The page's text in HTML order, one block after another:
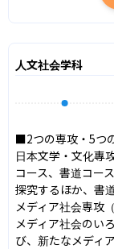
人文社会学科
■2つの専攻・5つ
日本文学・文化專
コース、書道コー
探究するほか、書
メディア社会専攻
メディア社会のい
び、新たなメディ